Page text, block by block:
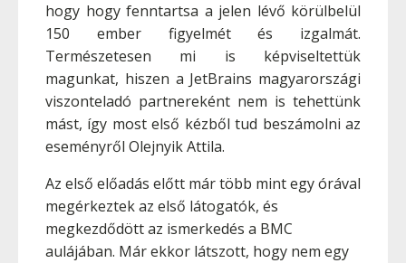
hogy hogy fenntartsa a jelen lévő körülbelül
150 ember figyelmét és izgalmát.
Természetesen mi is képviseltettük
magunkat, hiszen a JetBrains magyarországi
viszonteladó partnereként nem is tehettünk
mást, így most első kézből tud beszámolni az
eseményről Olejnyik Attila.
Az első előadás előtt már több mint egy órával
megérkeztek az első látogatók, és
megkezdődött az ismerkedés a BMC
aulájában. Már ekkor látszott, hogy nem egy